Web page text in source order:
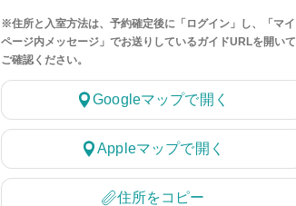
※住所と入室方法は、予約確定後に「ログイン」し、「マイ
ページ内メッセージ」でお送りしているガイドURLを開いて
ご確認ください。
Googleマップで開く
Appleマップで開く
住所をコピー